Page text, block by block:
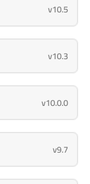
v10.5
v10.3
v10.0.0
v9.7